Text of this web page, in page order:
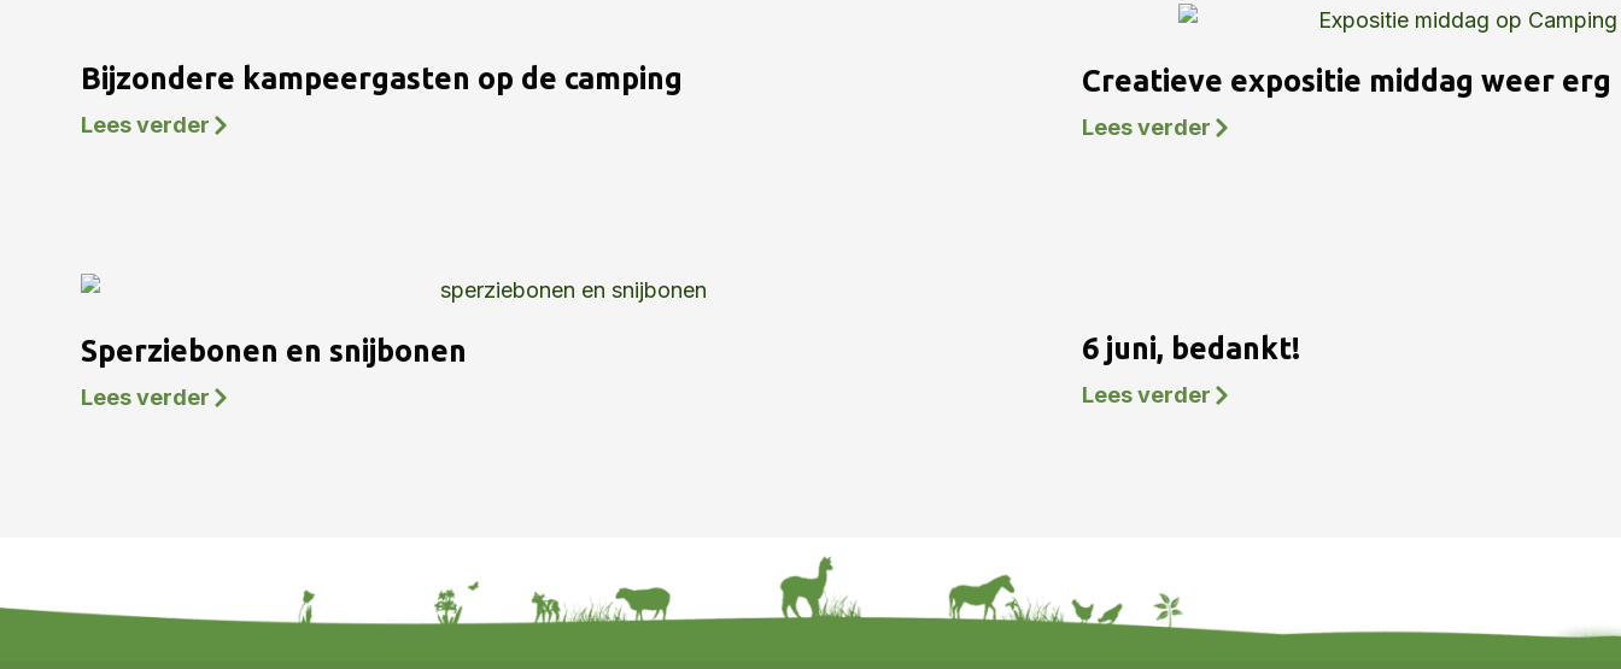
Bijzondere kampeergasten op de camping
Lees verder
Creatieve expositie middag weer erg
Lees verder
Sperziebonen en snijbonen
Lees verder
6 juni, bedankt!
Lees verder